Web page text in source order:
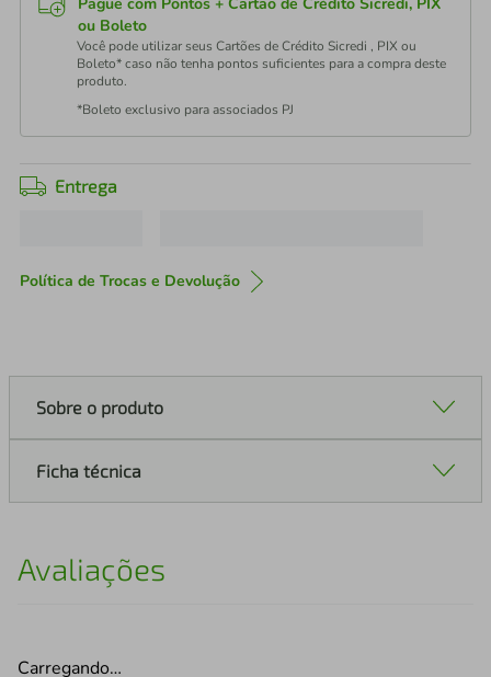
ou Boleto
Você pode utilizar seus Cartões de Crédito Sicredi , PIX ou
Boleto* caso não tenha pontos suficientes para a compra deste
produto.
*Boleto exclusivo para associados PJ
Entrega
Política de Trocas e Devolução
Sobre o produto
Ficha técnica
Avaliações
Carregando…